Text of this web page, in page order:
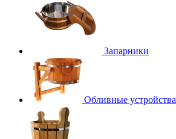
Запарники
Обливные устройства